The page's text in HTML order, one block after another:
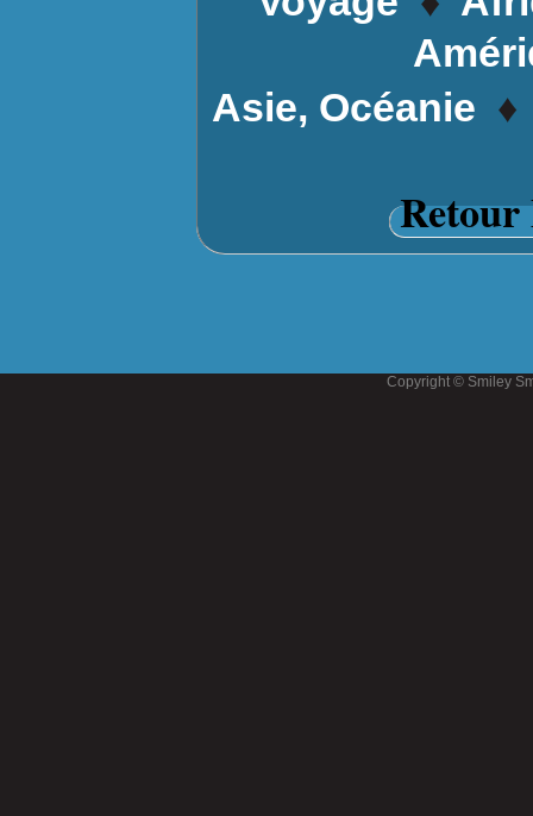
Asie, Océanie ♦
Retour
Copyright © Smiley